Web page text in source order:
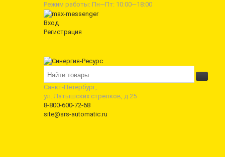
Режим работы: Пн—Пт: 10:00—18:00
Вход
Регистрация
Санкт-Петербург,
ул. Латышских стрелков, д 25
8-800-600-72-68
site@srs-automatic.ru